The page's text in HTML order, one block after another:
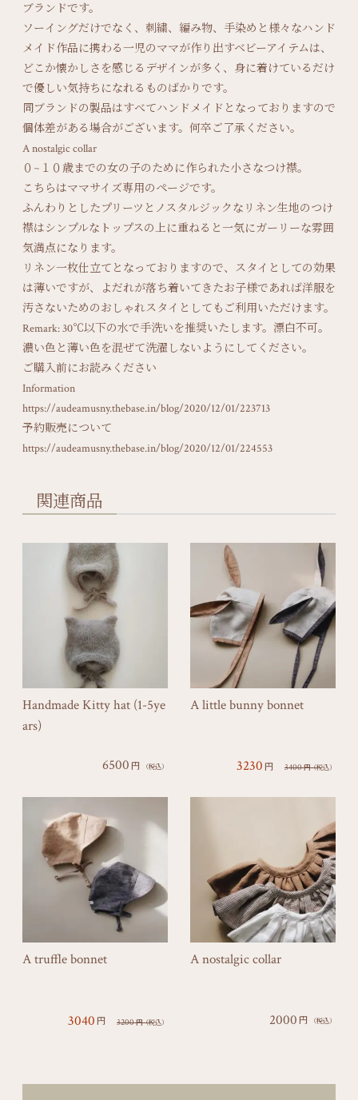
ブランドです。
ソーイングだけでなく、刺繍、編み物、手染めと様々なハンド
メイド作品に携わる一児のママが作り出すベビーアイテムは、
どこか懐かしさを感じるデザインが多く、身に着けているだけ
で優しい気持ちになれるものばかりです。
同ブランドの製品はすべてハンドメイドとなっておりますので
個体差がある場合がございます。何卒ご了承ください。
A nostalgic collar
０~１０歳までの女の子のために作られた小さなつけ襟。
こちらはママサイズ専用のページです。
ふんわりとしたプリーツとノスタルジックなリネン生地のつけ
襟はシンプルなトップスの上に重ねると一気にガーリーな雰囲
気満点になります。
リネン一枚仕立てとなっておりますので、スタイとしての効果
は薄いですが、よだれが落ち着いてきたお子様であれば洋服を
汚さないためのおしゃれスタイとしてもご利用いただけます。
Remark: 30℃以下の水で手洗いを推奨いたします。漂白不可。
濃い色と薄い色を混ぜて洗濯しないようにしてください。
ご購入前にお読みください
Information
https://audeamusny.thebase.in/blog/2020/12/01/223713
予約販売について
https://audeamusny.thebase.in/blog/2020/12/01/224553
関連商品
Handmade Kitty hat (1-5ye
ars)
6500 円 （税込）
A little bunny bonnet
3400円（税込）
3230 円
A truffle bonnet
3200円（税込）
3040 円
A nostalgic collar
2000 円 （税込）